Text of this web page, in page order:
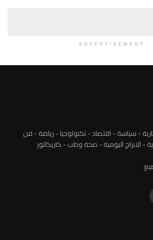
ADVERTISEMENT
- سياسة - اقتصاد - تكنولوجيا - رياضة - فن
- الابراج اليومية - صحة وطب - كاريكاتور